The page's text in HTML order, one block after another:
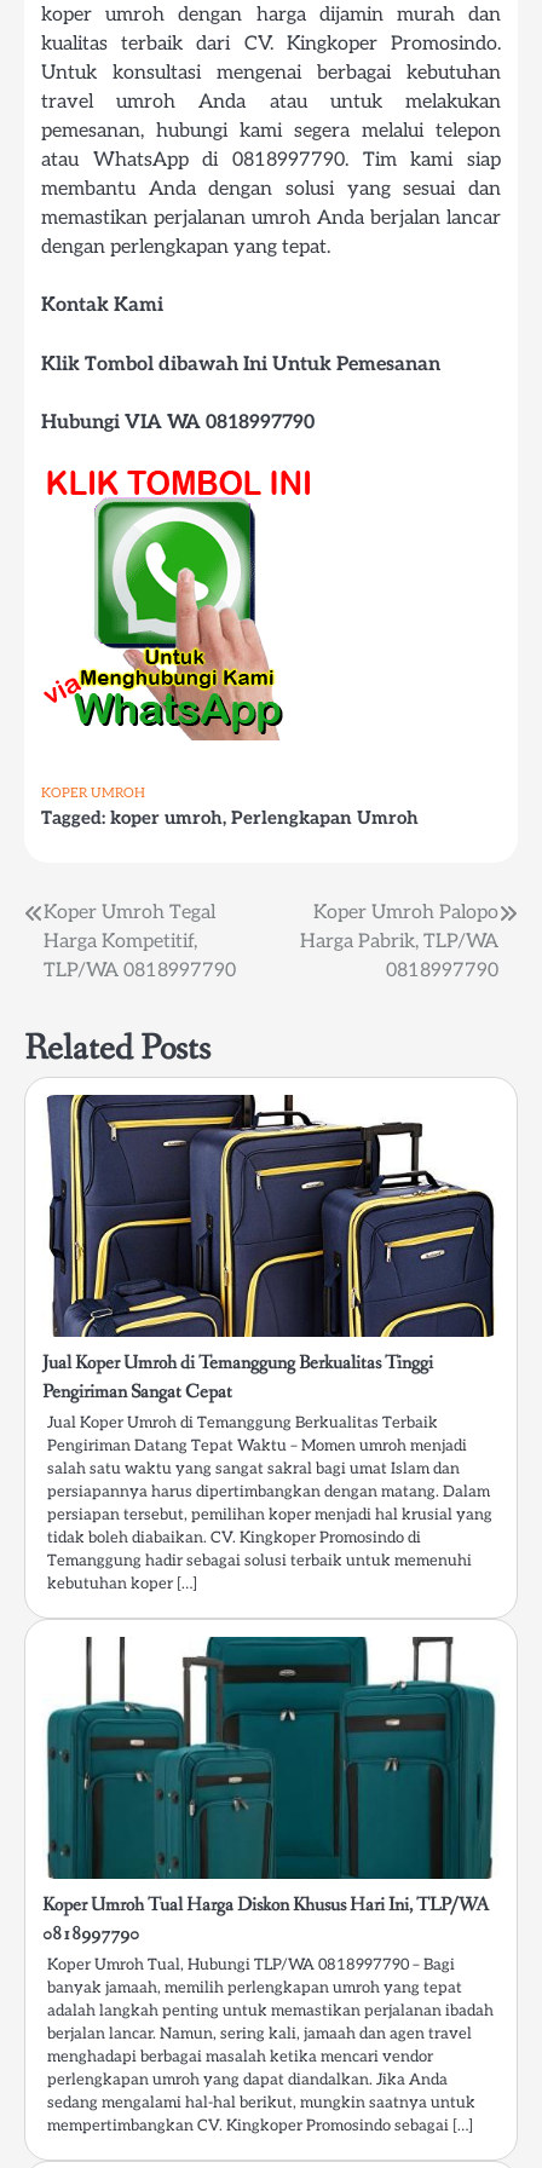
koper umroh dengan harga dijamin murah dan
kualitas terbaik dari CV. Kingkoper Promosindo.
Untuk konsultasi mengenai berbagai kebutuhan
travel umroh Anda atau untuk melakukan
pemesanan, hubungi kami segera melalui telepon
atau WhatsApp di 0818997790. Tim kami siap
membantu Anda dengan solusi yang sesuai dan
memastikan perjalanan umroh Anda berjalan lancar
dengan perlengkapan yang tepat.
Kontak Kami
Klik Tombol dibawah Ini Untuk Pemesanan
Hubungi VIA WA 0818997790
KOPER UMROH
Tagged: koper umroh, Perlengkapan Umroh
Post
navigation
Koper Umroh Tegal
Harga Kompetitif,
TLP/WA 0818997790
Koper Umroh Palopo
Harga Pabrik, TLP/WA
0818997790
Related Posts
Jual Koper Umroh di Temanggung Berkualitas Tinggi
Pengiriman Sangat Cepat
Jual Koper Umroh di Temanggung Berkualitas Terbaik
Pengiriman Datang Tepat Waktu – Momen umroh menjadi
salah satu waktu yang sangat sakral bagi umat Islam dan
persiapannya harus dipertimbangkan dengan matang. Dalam
persiapan tersebut, pemilihan koper menjadi hal krusial yang
tidak boleh diabaikan. CV. Kingkoper Promosindo di
Temanggung hadir sebagai solusi terbaik untuk memenuhi
kebutuhan koper […]
Koper Umroh Tual Harga Diskon Khusus Hari Ini, TLP/WA
0818997790
Koper Umroh Tual, Hubungi TLP/WA 0818997790 – Bagi
banyak jamaah, memilih perlengkapan umroh yang tepat
adalah langkah penting untuk memastikan perjalanan ibadah
berjalan lancar. Namun, sering kali, jamaah dan agen travel
menghadapi berbagai masalah ketika mencari vendor
perlengkapan umroh yang dapat diandalkan. Jika Anda
sedang mengalami hal-hal berikut, mungkin saatnya untuk
mempertimbangkan CV. Kingkoper Promosindo sebagai […]